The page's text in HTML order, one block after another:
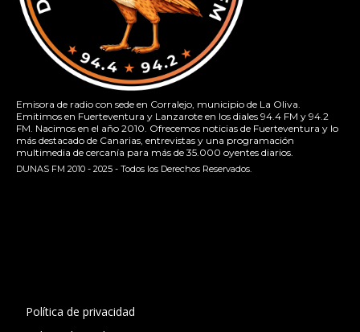
Emisora de radio con sede en Corralejo, municipio de La Oliva.
Emitimos en Fuerteventura y Lanzarote en los diales 94.4 FM y 94.2
FM. Nacimos en el año 2010. Ofrecemos noticias de Fuerteventura y lo
más destacado de Canarias, entrevistas y una programación
multimedia de cercanía para más de 35.000 oyentes diarios.
DUNAS FM 2010 - 2025 - Todos los Derechos Reservados.
Política de privacidad